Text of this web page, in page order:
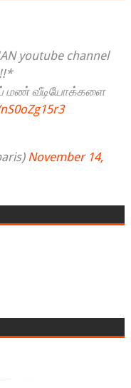
youtube channel
மண் வீடியோக்களை
November 14,